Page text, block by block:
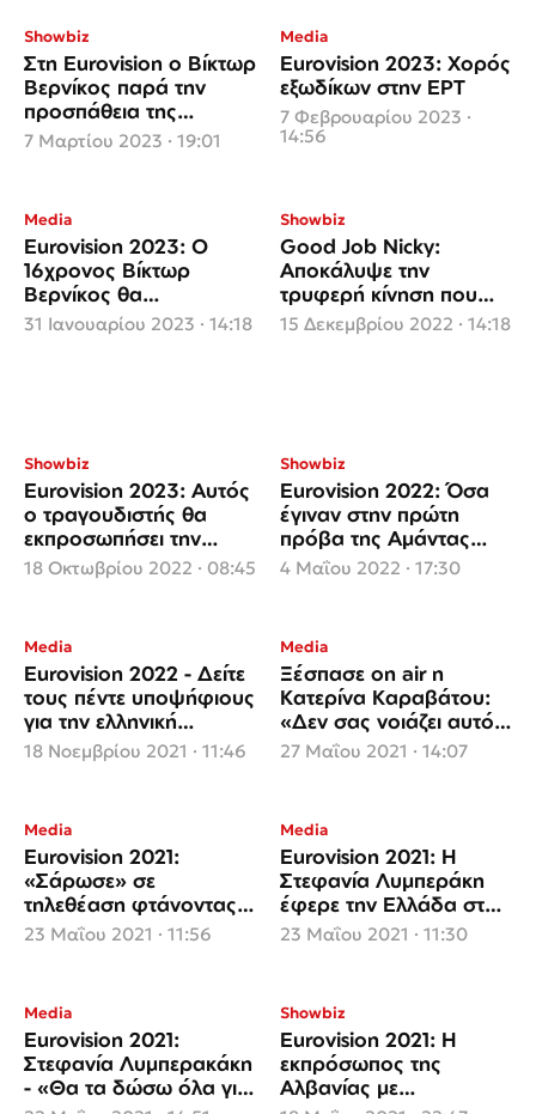
Showbiz
Στη Eurovision o Βίκτωρ
Βερνίκος παρά την
προσπάθεια της
Μελίσσας να μπλοκάρει
νομικά τη συμμετοχή
7 Μαρτίου 2023 · 19:01
Media
Eurovision 2023: Χορός
εξωδίκων στην ΕΡΤ
7 Φεβρουαρίου 2023 ·
14:56
Media
Eurovision 2023: Ο
16χρονος Βίκτωρ
Βερνίκος θα
εκπροσωπήσει τη χώρα
31 Ιανουαρίου 2023 · 14:18
Showbiz
Good Job Nicky:
Αποκάλυψε την
τρυφερή κίνηση που
έκανε ο πατέρας του,
Γιάννης Πάριος όταν
15 Δεκεμβρίου 2022 · 14:18
Showbiz
Eurovision 2023: Αυτός
ο τραγουδιστής θα
εκπροσωπήσει την
Κύπρο
18 Οκτωβρίου 2022 · 08:45
Showbiz
Eurovision 2022: Όσα
έγιναν στην πρώτη
πρόβα της Αμάντας
Γεωργιάδη που
4 Μαΐου 2022 · 17:30
Media
Eurovision 2022 - Δείτε
τους πέντε υποψήφιους
για την ελληνική
συμμετοχή – Η
ανακοίνωση της ΕΡΤ
18 Νοεμβρίου 2021 · 11:46
Media
Ξέσπασε on air η
Κατερίνα Καραβάτου:
«Δεν σας νοιάζει αυτό.
Δεν σκέφτεστε τίποτα;»
27 Μαΐου 2021 · 14:07
Media
Eurovision 2021:
«Σάρωσε» σε
τηλεθέαση φτάνοντας
στο 70,3%
23 Μαΐου 2021 · 11:56
Media
Eurovision 2021: Η
Στεφανία Λυμπεράκη
έφερε την Ελλάδα στην
10η θέση – Οι δηλώσεις
23 Μαΐου 2021 · 11:30
Media
Eurovision 2021:
Στεφανία Λυμπερακάκη
- «Θα τα δώσω όλα για
Showbiz
Eurovision 2021: Η
εκπρόσωπος της
Αλβανίας με